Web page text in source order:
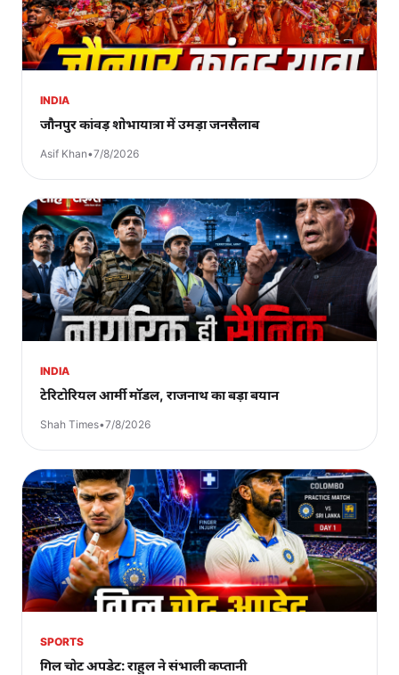
INDIA
जौनपुर कांवड़ शोभायात्रा में उमड़ा जनसैलाब
Asif Khan•7/8/2026
INDIA
टेरिटोरियल आर्मी मॉडल, राजनाथ का बड़ा बयान
Shah Times•7/8/2026
SPORTS
गिल चोट अपडेट: राहुल ने संभाली कप्तानी